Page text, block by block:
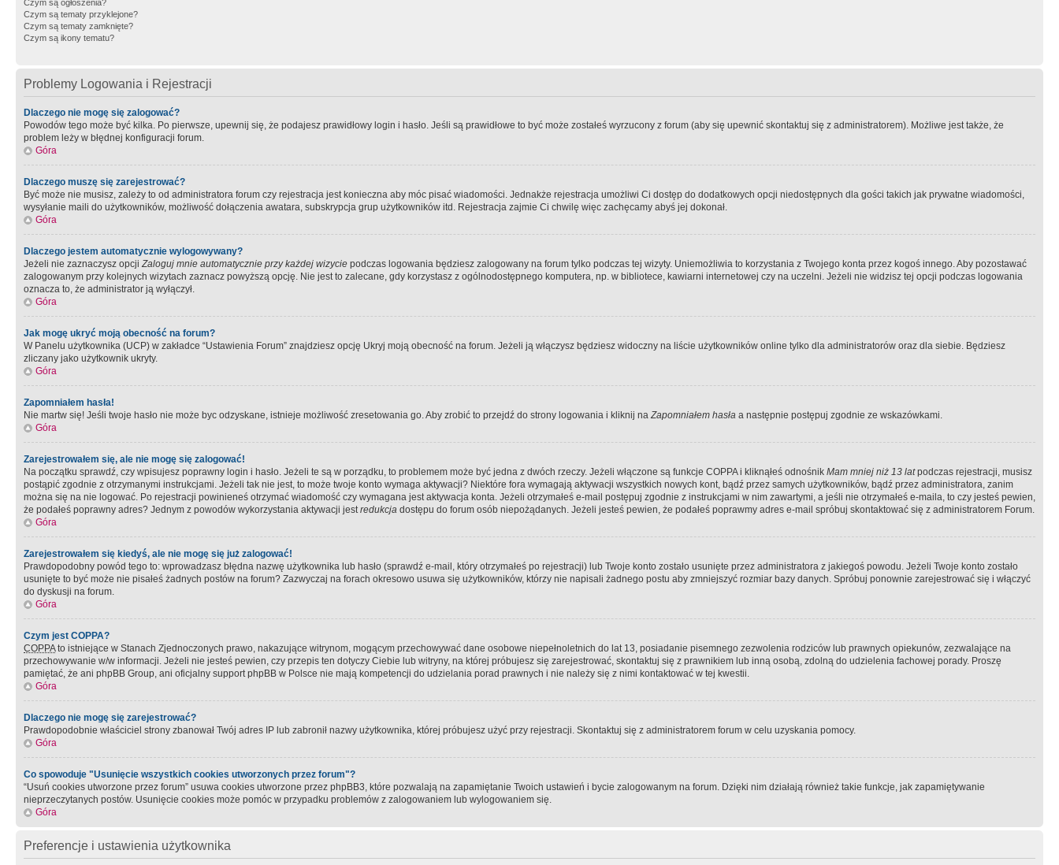
Czym są ogłoszenia?
Czym są tematy przyklejone?
Czym są tematy zamknięte?
Czym są ikony tematu?
Problemy Logowania i Rejestracji
Dlaczego nie mogę się zalogować?
Powodów tego może być kilka. Po pierwsze, upewnij się, że podajesz prawidłowy login i hasło. Jeśli są prawidłowe to być może zostałeś wyrzucony z forum (aby się upewnić skontaktuj się z administratorem). Możliwe jest także, że
problem leży w błędnej konfiguracji forum.
Góra
Dlaczego muszę się zarejestrować?
Być może nie musisz, zależy to od administratora forum czy rejestracja jest konieczna aby móc pisać wiadomości. Jednakże rejestracja umożliwi Ci dostęp do dodatkowych opcji niedostępnych dla gości takich jak prywatne wiadomości,
wysyłanie maili do użytkowników, możliwość dołączenia awatara, subskrypcja grup użytkowników itd. Rejestracja zajmie Ci chwilę więc zachęcamy abyś jej dokonał.
Góra
Dlaczego jestem automatycznie wylogowywany?
Jeżeli nie zaznaczysz opcjiZaloguj mnie automatycznie przy każdej wizycie podczas logowania będziesz zalogowany na forum tylko podczas tej wizyty. Uniemożliwia to korzystania z Twojego konta przez kogoś innego. Aby pozostawać
zalogowanym przy kolejnych wizytach zaznacz powyższą opcję. Nie jest to zalecane, gdy korzystasz z ogólnodostępnego komputera, np. w bibliotece, kawiarni internetowej czy na uczelni. Jeżeli nie widzisz tej opcji podczas logowania
oznacza to, że administrator ją wyłączył.
Góra
Jak mogę ukryć moją obecność na forum?
W Panelu użytkownika (UCP) w zakładce “Ustawienia Forum” znajdziesz opcję Ukryj moją obecność na forum. Jeżeli ją włączysz będziesz widoczny na liście użytkowników online tylko dla administratorów oraz dla siebie. Będziesz
zliczany jako użytkownik ukryty.
Góra
Zapomniałem hasła!
Nie martw się! Jeśli twoje hasło nie może byc odzyskane, istnieje możliwość zresetowania go. Aby zrobić to przejdź do strony logowania i kliknij naZapomniałem hasła a następnie postępuj zgodnie ze wskazówkami.
Góra
Zarejestrowałem się, ale nie mogę się zalogować!
Na początku sprawdź, czy wpisujesz poprawny login i hasło. Jeżeli te są w porządku, to problemem może być jedna z dwóch rzeczy. Jeżeli włączone są funkcje COPPA i kliknąłeś odnośnik Mam mniej niż 13 latpodczas rejestracji, musisz
postąpić zgodnie z otrzymanymi instrukcjami. Jeżeli tak nie jest, to może twoje konto wymaga aktywacji? Niektóre fora wymagają aktywacji wszystkich nowych kont, bądź przez samych użytkowników, bądź przez administratora, zanim
można się na nie logować. Po rejestracji powinieneś otrzymać wiadomość czy wymagana jest aktywacja konta. Jeżeli otrzymałeś e-mail postępuj zgodnie z instrukcjami w nim zawartymi, a jeśli nie otrzymałeś e-maila, to czy jesteś pewien,
że podałeś poprawny adres? Jednym z powodów wykorzystania aktywacji jestredukcja dostępu do forum osób niepożądanych. Jeżeli jesteś pewien, że podałeś poprawmy adres e-mail spróbuj skontaktować się z administratorem Forum.
Góra
Zarejestrowałem się kiedyś, ale nie mogę się już zalogować!
Prawdopodobny powód tego to: wprowadzasz błędna nazwę użytkownika lub hasło (sprawdź e-mail, który otrzymałeś po rejestracji) lub Twoje konto zostało usunięte przez administratora z jakiegoś powodu. Jeżeli Twoje konto zostało
usunięte to być może nie pisałeś żadnych postów na forum? Zazwyczaj na forach okresowo usuwa się użytkowników, którzy nie napisali żadnego postu aby zmniejszyć rozmiar bazy danych. Spróbuj ponownie zarejestrować się i włączyć
do dyskusji na forum.
Góra
Czym jest COPPA?
COPPAto istniejące w Stanach Zjednoczonych prawo, nakazujące witrynom, mogącym przechowywać dane osobowe niepełnoletnich do lat 13, posiadanie pisemnego zezwolenia rodziców lub prawnych opiekunów, zezwalające na
przechowywanie w/w informacji. Jeżeli nie jesteś pewien, czy przepis ten dotyczy Ciebie lub witryny, na której próbujesz się zarejestrować, skontaktuj się z prawnikiem lub inną osobą, zdolną do udzielenia fachowej porady. Proszę
pamiętać, że ani phpBB Group, ani oficjalny support phpBB w Polsce nie mają kompetencji do udzielania porad prawnych i nie należy się z nimi kontaktować w tej kwestii.
Góra
Dlaczego nie mogę się zarejestrować?
Prawdopodobnie właściciel strony zbanował Twój adres IP lub zabronił nazwy użytkownika, której próbujesz użyć przy rejestracji. Skontaktuj się z administratorem forum w celu uzyskania pomocy.
Góra
Co spowoduje "Usunięcie wszystkich cookies utworzonych przez forum"?
“Usuń cookies utworzone przez forum” usuwa cookies utworzone przez phpBB3, które pozwalają na zapamiętanie Twoich ustawień i bycie zalogowanym na forum. Dzięki nim działają również takie funkcje, jak zapamiętywanie
nieprzeczytanych postów. Usunięcie cookies może pomóc w przypadku problemów z zalogowaniem lub wylogowaniem się.
Góra
Preferencje i ustawienia użytkownika